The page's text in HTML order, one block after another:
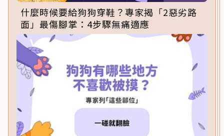
什麼時候要給狗狗穿鞋？專家揭「2惡劣路
面」最傷腳掌：4步驟無痛適應